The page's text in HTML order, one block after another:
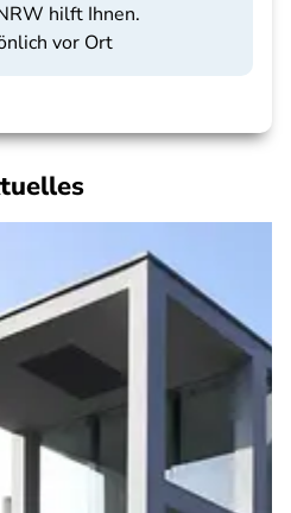
hilft Ihnen.
vor Ort